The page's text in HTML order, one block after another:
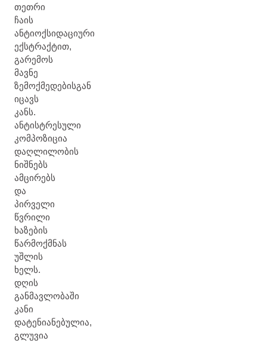
თეთრი
ჩაის
ანტიოქსიდაციური
ექსტრაქტით,
გარემოს
მავნე
ზემოქმედებისგან
იცავს
კანს.
ანტისტრესული
კომპოზიცია
დაღლილობის
ნიშნებს
ამცირებს
და
პირველი
წვრილი
ხაზების
წარმოქმნას
უშლის
ხელს.
დღის
განმავლობაში
კანი
დატენიანებულია,
გლუვია